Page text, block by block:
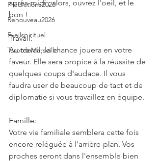
Prédictions2026
Renouveau2026
Eveilspirituel
TarotdeMarseille
après-midi ; alors, ouvrez l'oeil, et le
bon !
Travail:
Au travail, la chance jouera en votre
faveur. Elle sera propice à la réussite de
quelques coups d'audace. Il vous
faudra user de beaucoup de tact et de
diplomatie si vous travaillez en équipe.
Famille:
Votre vie familiale semblera cette fois
encore reléguée à l'arrière-plan. Vos
proches seront dans l'ensemble bien